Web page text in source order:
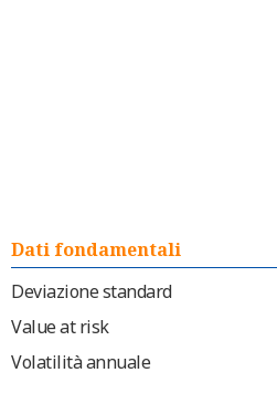
Dati fondamentali
Deviazione standard
Value at risk
Volatilità annuale